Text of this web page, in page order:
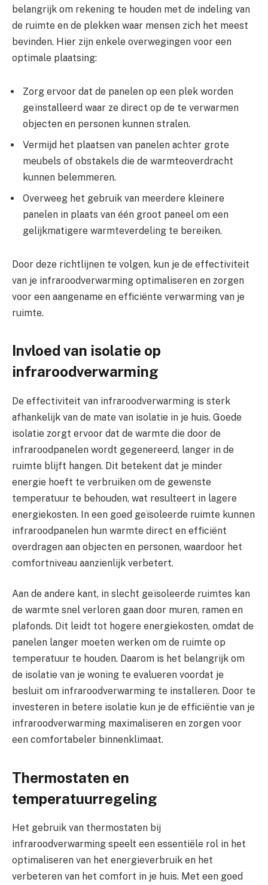
belangrijk om rekening te houden met de indeling van
de ruimte en de plekken waar mensen zich het meest
bevinden. Hier zijn enkele overwegingen voor een
optimale plaatsing:
Zorg ervoor dat de panelen op een plek worden
geïnstalleerd waar ze direct op de te verwarmen
objecten en personen kunnen stralen.
Vermijd het plaatsen van panelen achter grote
meubels of obstakels die de warmteoverdracht
kunnen belemmeren.
Overweeg het gebruik van meerdere kleinere
panelen in plaats van één groot paneel om een
gelijkmatigere warmteverdeling te bereiken.
Door deze richtlijnen te volgen, kun je de effectiviteit
van je infraroodverwarming optimaliseren en zorgen
voor een aangename en efficiënte verwarming van je
ruimte.
Invloed van isolatie op
infraroodverwarming
De effectiviteit van infraroodverwarming is sterk
afhankelijk van de mate van isolatie in je huis. Goede
isolatie zorgt ervoor dat de warmte die door de
infraroodpanelen wordt gegenereerd, langer in de
ruimte blijft hangen. Dit betekent dat je minder
energie hoeft te verbruiken om de gewenste
temperatuur te behouden, wat resulteert in lagere
energiekosten. In een goed geïsoleerde ruimte kunnen
infraroodpanelen hun warmte direct en efficiënt
overdragen aan objecten en personen, waardoor het
comfortniveau aanzienlijk verbetert.
Aan de andere kant, in slecht geïsoleerde ruimtes kan
de warmte snel verloren gaan door muren, ramen en
plafonds. Dit leidt tot hogere energiekosten, omdat de
panelen langer moeten werken om de ruimte op
temperatuur te houden. Daarom is het belangrijk om
de isolatie van je woning te evalueren voordat je
besluit om infraroodverwarming te installeren. Door te
investeren in betere isolatie kun je de efficiëntie van je
infraroodverwarming maximaliseren en zorgen voor
een comfortabeler binnenklimaat.
Thermostaten en
temperatuurregeling
Het gebruik van thermostaten bij
infraroodverwarming speelt een essentiële rol in het
optimaliseren van het energieverbruik en het
verbeteren van het comfort in je huis. Met een goed